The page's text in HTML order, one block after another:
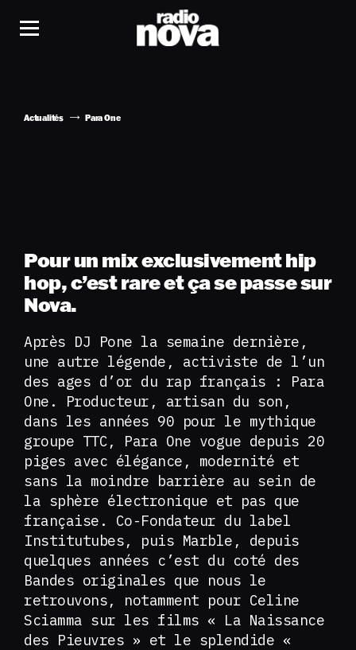
Actualités Para One
Pour un mix exclusivement hip
hop, c’est rare et ça se passe sur
Nova.
Après DJ Pone la semaine dernière,
une autre légende, activiste de l’un
des ages d’or du rap français : Para
One. Producteur, artisan du son,
dans les années 90 pour le mythique
groupe TTC, Para One vogue depuis 20
piges avec élégance, modernité et
sans la moindre barrière au sein de
la sphère électronique et pas que
française. Co-Fondateur du label
Institutubes, puis Marble, depuis
quelques années c’est du coté des
Bandes originales que nous le
retrouvons, notamment pour Celine
Sciamma sur les films « La Naissance
des Pieuvres » et le splendide «